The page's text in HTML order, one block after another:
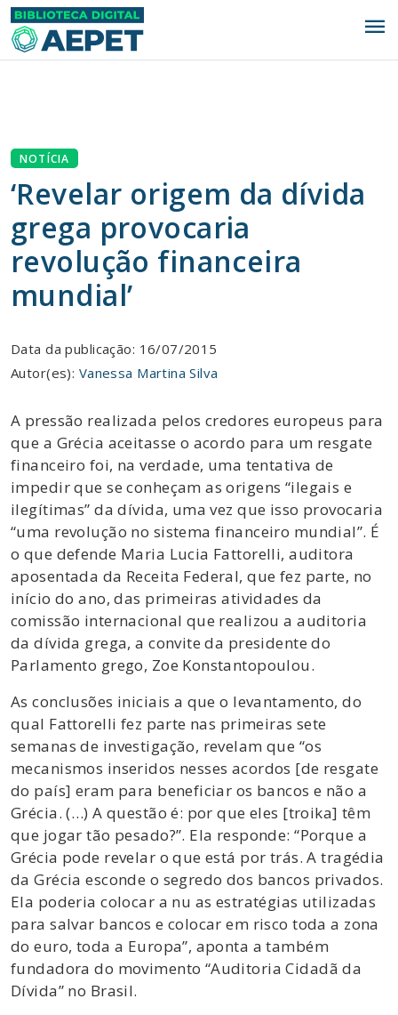
menu
NOTÍCIA
‘Revelar origem da dívida
grega provocaria
revolução financeira
mundial’
Data da publicação: 16/07/2015
Autor(es): Vanessa Martina Silva
A pressão realizada pelos credores europeus para
que a Grécia aceitasse o acordo para um resgate
financeiro foi, na verdade, uma tentativa de
impedir que se conheçam as origens “ilegais e
ilegítimas” da dívida, uma vez que isso provocaria
“uma revolução no sistema financeiro mundial”. É
o que defende Maria Lucia Fattorelli, auditora
aposentada da Receita Federal, que fez parte, no
início do ano, das primeiras atividades da
comissão internacional que realizou a auditoria
da dívida grega, a convite da presidente do
Parlamento grego, Zoe Konstantopoulou.
As conclusões iniciais a que o levantamento, do
qual Fattorelli fez parte nas primeiras sete
semanas de investigação, revelam que “os
mecanismos inseridos nesses acordos [de resgate
do país] eram para beneficiar os bancos e não a
Grécia. (…) A questão é: por que eles [troika] têm
que jogar tão pesado?”. Ela responde: “Porque a
Grécia pode revelar o que está por trás. A tragédia
da Grécia esconde o segredo dos bancos privados.
Ela poderia colocar a nu as estratégias utilizadas
para salvar bancos e colocar em risco toda a zona
do euro, toda a Europa”, aponta a também
fundadora do movimento “Auditoria Cidadã da
Dívida” no Brasil.